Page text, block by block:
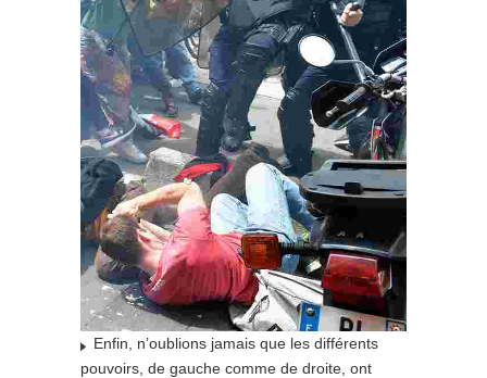
Enfin, n’oublions jamais que les différents
pouvoirs, de gauche comme de droite, ont